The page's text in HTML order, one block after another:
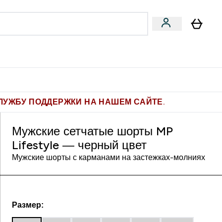
ПОДДЕРЖКИ НА НАШЕМ САЙТЕ.
Мужские сетчатые шорты MP
Lifestyle — черный цвет
Мужские шорты с карманами на застежках-молниях
Размер: